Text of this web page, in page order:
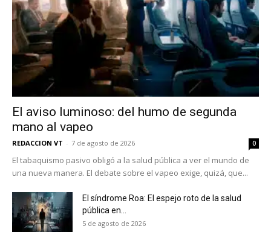
No te pierdas de las
Suscríbete a nuestro boletín diario y
recibe todas las noticias del vapeo y la
El aviso luminoso: del humo de segunda
mano al vapeo
REDACCION VT - 7 de agosto de 2026 0
El tabaquismo pasivo obligó a la salud pública a ver el mundo de
una nueva manera. El debate sobre el vapeo exige, quizá, que...
El síndrome Roa: El espejo roto de la salud
pública en...
5 de agosto de 2026